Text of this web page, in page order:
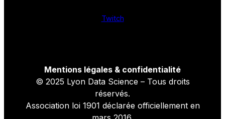
Twitch
Mentions légales & confidentialité
© 2025 Lyon Data Science – Tous droits
réservés.
Association loi 1901 déclarée officiellement en